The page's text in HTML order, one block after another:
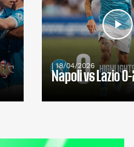
| 18/04/2026
Napoli vs Lazio